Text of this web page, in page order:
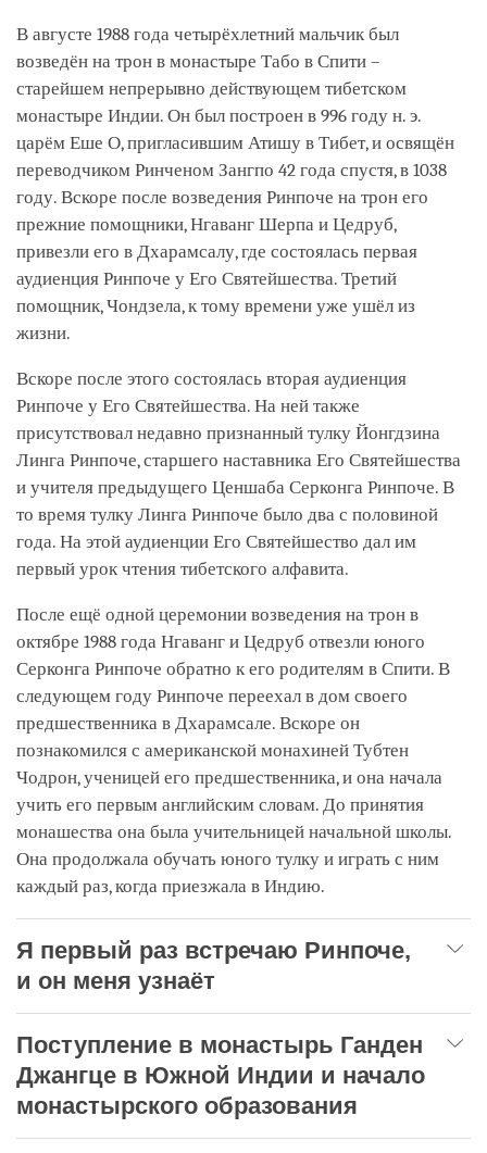
В августе 1988 года четырёхлетний мальчик был
возведён на трон в монастыре Табо в Спити –
старейшем непрерывно действующем тибетском
монастыре Индии. Он был построен в 996 году н. э.
царём Еше О, пригласившим Атишу в Тибет, и освящён
переводчиком Ринченом Зангпо 42 года спустя, в 1038
году. Вскоре после возведения Ринпоче на трон его
прежние помощники, Нгаванг Шерпа и Цедруб,
привезли его в Дхарамсалу, где состоялась первая
аудиенция Ринпоче у Его Святейшества. Третий
помощник, Чондзела, к тому времени уже ушёл из
жизни.
Вскоре после этого состоялась вторая аудиенция
Ринпоче у Его Святейшества. На ней также
присутствовал недавно признанный тулку Йонгдзина
Линга Ринпоче, старшего наставника Его Святейшества
и учителя предыдущего Ценшаба Серконга Ринпоче. В
то время тулку Линга Ринпоче было два с половиной
года. На этой аудиенции Его Святейшество дал им
первый урок чтения тибетского алфавита.
После ещё одной церемонии возведения на трон в
октябре 1988 года Нгаванг и Цедруб отвезли юного
Серконга Ринпоче обратно к его родителям в Спити. В
следующем году Ринпоче переехал в дом своего
предшественника в Дхарамсале. Вскоре он
познакомился с американской монахиней Тубтен
Чодрон, ученицей его предшественника, и она начала
учить его первым английским словам. До принятия
монашества она была учительницей начальной школы.
Она продолжала обучать юного тулку и играть с ним
каждый раз, когда приезжала в Индию.
Я первый раз встречаю Ринпоче,
и он меня узнаёт
Поступление в монастырь Ганден
Джангце в Южной Индии и начало
монастырского образования